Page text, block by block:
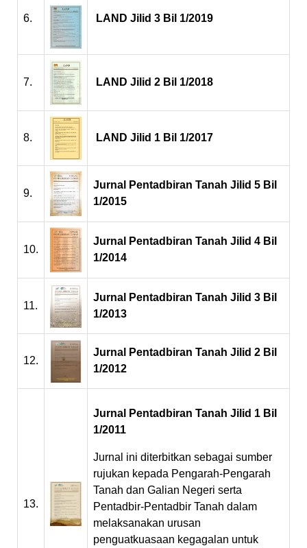
6. LAND Jilid 3 Bil 1/2019
7. LAND Jilid 2 Bil 1/2018
8. LAND Jilid 1 Bil 1/2017
9.
Jurnal Pentadbiran Tanah Jilid 5 Bil
1/2015
10.
Jurnal Pentadbiran Tanah Jilid 4 Bil
1/2014
11.
Jurnal Pentadbiran Tanah Jilid 3 Bil
1/2013
12.
Jurnal Pentadbiran Tanah Jilid 2 Bil
1/2012
13.
Jurnal Pentadbiran Tanah Jilid 1 Bil
1/2011
Jurnal ini diterbitkan sebagai sumber
rujukan kepada Pengarah-Pengarah
Tanah dan Galian Negeri serta
Pentadbir-Pentadbir Tanah dalam
melaksanakan urusan
penguatkuasaan kegagalan untuk